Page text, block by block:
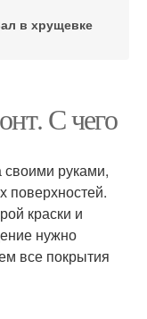
в хрущевке
С чего
своими руками,
поверхностей.
краски и
нужно
все покрытия